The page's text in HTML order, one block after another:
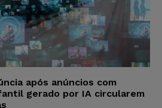
após anúncios com
gerado por IA circularem